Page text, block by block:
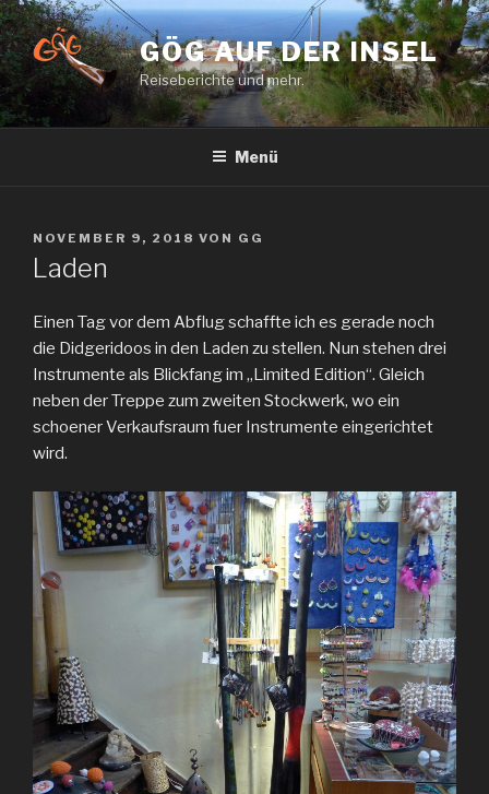
Zum
Inhalt
springen
GÖG AUF DER INSEL
Reiseberichte und mehr.
Menü
VERÖFFENTLICHT
AM
NOVEMBER 9, 2018 VON GG
Laden
Einen Tag vor dem Abflug schaffte ich es gerade noch
die Didgeridoos in den Laden zu stellen. Nun stehen drei
Instrumente als Blickfang im „Limited Edition“. Gleich
neben der Treppe zum zweiten Stockwerk, wo ein
schoener Verkaufsraum fuer Instrumente eingerichtet
wird.